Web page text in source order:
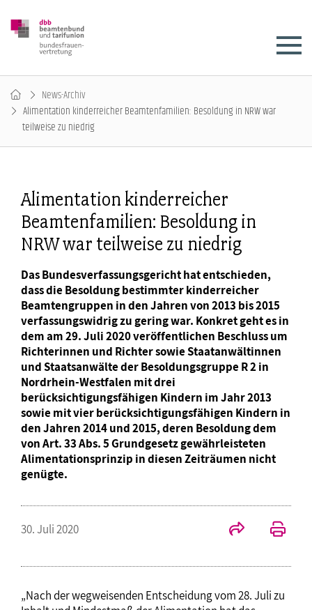
News-Archiv
Alimentation kinderreicher Beamtenfamilien: Besoldung in NRW war
teilweise zu niedrig
Alimentation kinderreicher
Beamtenfamilien: Besoldung in
NRW war teilweise zu niedrig
Das Bundesverfassungsgericht hat entschieden,
dass die Besoldung bestimmter kinderreicher
Beamtengruppen in den Jahren von 2013 bis 2015
verfassungswidrig zu gering war. Konkret geht es in
dem am 29. Juli 2020 veröffentlichen Beschluss um
Richterinnen und Richter sowie Staatanwältinnen
und Staatsanwälte der Besoldungsgruppe R 2 in
Nordrhein-Westfalen mit drei
berücksichtigungsfähigen Kindern im Jahr 2013
sowie mit vier berücksichtigungsfähigen Kindern in
den Jahren 2014 und 2015, deren Besoldung dem
von Art. 33 Abs. 5 Grundgesetz gewährleisteten
Alimentationsprinzip in diesen Zeiträumen nicht
genügte.
30. Juli 2020
„Nach der wegweisenden Entscheidung vom 28. Juli zu